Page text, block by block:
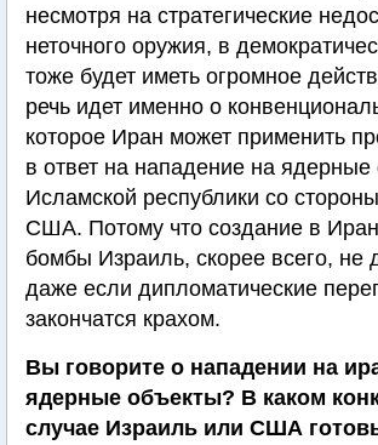
несмотря на стратегические
неточного оружия, в
тоже будет иметь огромное
речь идет именно о
которое Иран может применить
в ответ на нападение на ядерные
Исламской республики со
США. Потому что создание в
бомбы Израиль, скорее всего, не
даже если дипломатические
закончатся крахом.
Вы говорите о нападении на
ядерные объекты? В каком
случае Израиль или США